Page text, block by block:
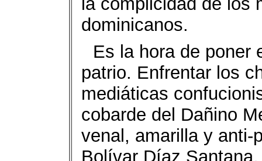
dominicanos.
Es la hora de poner
patrio. Enfrentar los
mediáticas
cobarde del Dañino
venal, amarilla y anti-
Bolívar Díaz